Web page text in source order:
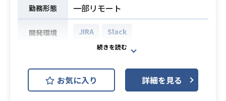
勤務形態 一部リモート
開発環境 JIRA Slack
スマホ決済サービスを展開する企業
にて、主要決済プロダクトの安定運
用を支えるオペレーション業務全般
を担当していただきます。
お気に入り 詳細を見る